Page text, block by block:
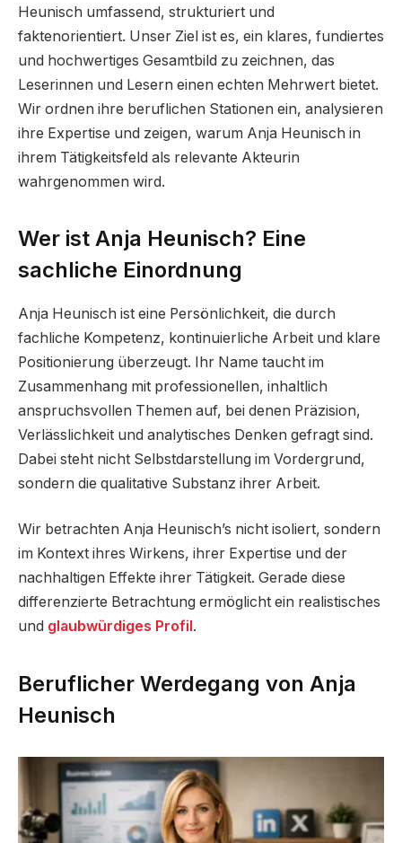
Heunisch umfassend, strukturiert und
faktenorientiert. Unser Ziel ist es, ein klares, fundiertes
und hochwertiges Gesamtbild zu zeichnen, das
Leserinnen und Lesern einen echten Mehrwert bietet.
Wir ordnen ihre beruflichen Stationen ein, analysieren
ihre Expertise und zeigen, warum Anja Heunisch in
ihrem Tätigkeitsfeld als relevante Akteurin
wahrgenommen wird.
Wer ist Anja Heunisch? Eine
sachliche Einordnung
Anja Heunisch ist eine Persönlichkeit, die durch
fachliche Kompetenz, kontinuierliche Arbeit und klare
Positionierung überzeugt. Ihr Name taucht im
Zusammenhang mit professionellen, inhaltlich
anspruchsvollen Themen auf, bei denen Präzision,
Verlässlichkeit und analytisches Denken gefragt sind.
Dabei steht nicht Selbstdarstellung im Vordergrund,
sondern die qualitative Substanz ihrer Arbeit.
Wir betrachten Anja Heunisch’s nicht isoliert, sondern
im Kontext ihres Wirkens, ihrer Expertise und der
nachhaltigen Effekte ihrer Tätigkeit. Gerade diese
differenzierte Betrachtung ermöglicht ein realistisches
und glaubwürdiges Profil .
Beruflicher Werdegang von Anja
Heunisch